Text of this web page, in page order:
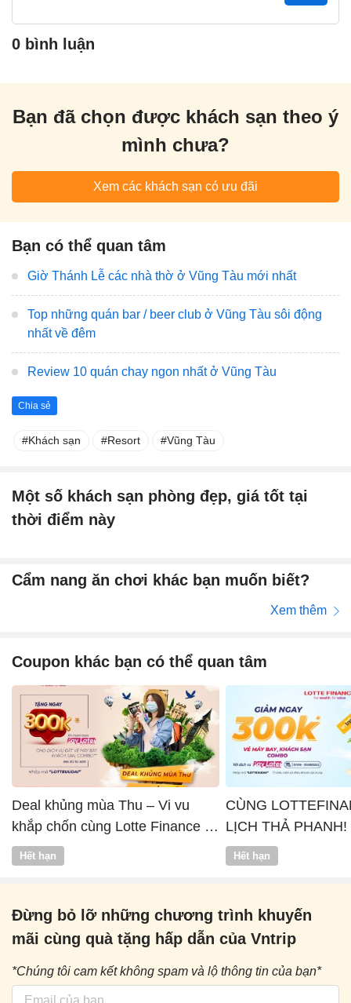
0 bình luận
Bạn đã chọn được khách sạn theo ý
mình chưa?
Xem các khách sạn có ưu đãi
Bạn có thể quan tâm
Giờ Thánh Lễ các nhà thờ ở Vũng Tàu mới nhất
Top những quán bar / beer club ở Vũng Tàu sôi động
nhất về đêm
Review 10 quán chay ngon nhất ở Vũng Tàu
Chia sẻ
Khách sạn Resort Vũng Tàu
Một số khách sạn phòng đẹp, giá tốt tại
thời điểm này
Cẩm nang ăn chơi khác bạn muốn biết?
Xem thêm
Coupon khác bạn có thể quan tâm
Deal khủng mùa Thu – Vi vu
khắp chốn cùng Lotte Finance x
Vntrip
Hết hạn
CÙNG
LỊCH THẢ PHANH!
Hết hạn
Đừng bỏ lỡ những chương trình khuyến
mãi cùng quà tặng hấp dẫn của Vntrip
*Chúng tôi cam kết không spam và lộ thông tin của bạn*